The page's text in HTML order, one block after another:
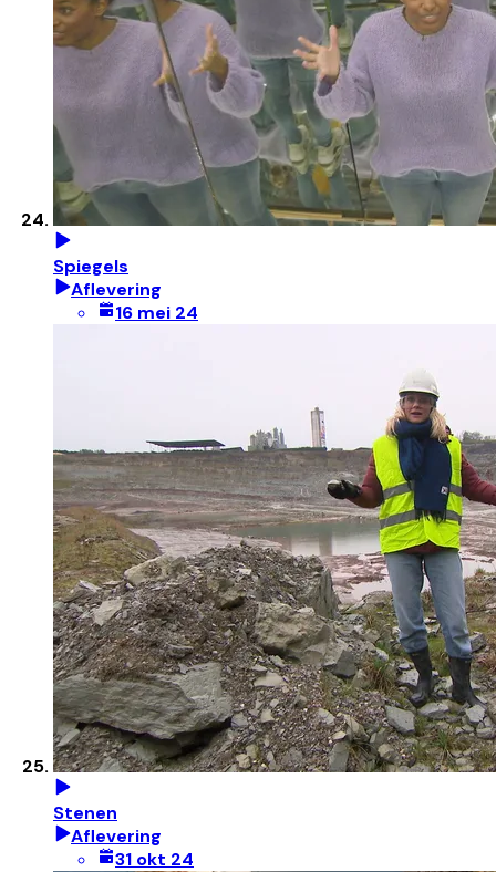
Spiegels
Aflevering
16 mei 24
Stenen
Aflevering
31 okt 24